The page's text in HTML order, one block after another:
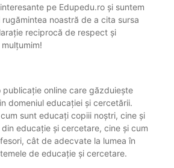
pe Edupedu.ro și suntem
noastră de a cita sursa
reciprocă de respect și
publicație online care găzduiește
domeniul educației și cercetării.
sunt educați copiii noștri, cine și
educație și cercetare, cine și cum
cât de adecvate la lumea în
de educație și cercetare.